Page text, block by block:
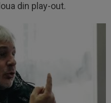
din play-out.